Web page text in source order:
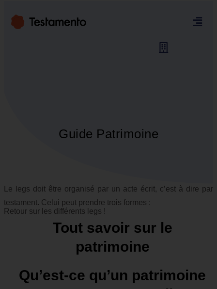
Guide Patrimoine
Le legs doit être organisé par un acte écrit, c’est à dire par
testament. Celui peut prendre trois formes :
Retour sur les différents legs !
Tout savoir sur le
patrimoine
Qu’est-ce qu’un patrimoine